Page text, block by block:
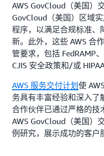
AWS GovCloud（美国）
GovCloud（美国）区域
程序，以满足合规标准、
新。此外，这些 AWS 合
管要求，包括 FedRAMP
CJIS 安全政策和/或 HIPAA
AWS 服务交付计划 使
务具有丰富经验和深入了
合作伙伴已通过严格的技
AWS GovCloud（美国）
例研究，展示成功的客户